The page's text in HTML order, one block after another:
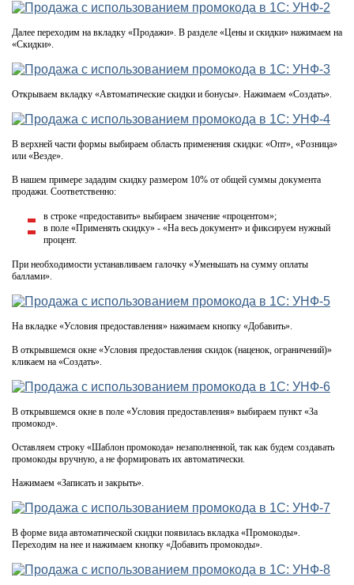
Далее переходим на вкладку «Продажи». В разделе «Цены и скидки» нажимаем на
«Скидки».
Открываем вкладку «Автоматические скидки и бонусы». Нажимаем «Создать».
В верхней части формы выбираем область применения скидки: «Опт», «Розница»
или «Везде».
В нашем примере зададим скидку размером 10% от общей суммы документа
продажи. Соответственно:
в строке «предоставить» выбираем значение «процентом»;
в поле «Применять скидку» - «На весь документ» и фиксируем нужный
процент.
При необходимости устанавливаем галочку «Уменьшать на сумму оплаты
баллами».
На вкладке «Условия предоставления» нажимаем кнопку «Добавить».
В открывшемся окне «Условия предоставления скидок (наценок, ограничений)»
кликаем на «Создать».
В открывшемся окне в поле «Условия предоставления» выбираем пункт «За
промокод».
Оставляем строку «Шаблон промокода» незаполненной, так как будем создавать
промокоды вручную, а не формировать их автоматически.
Нажимаем «Записать и закрыть».
В форме вида автоматической скидки появилась вкладка «Промокоды».
Переходим на нее и нажимаем кнопку «Добавить промокоды».